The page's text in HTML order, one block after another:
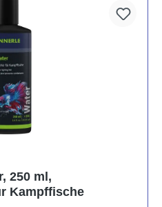
250 ml,
Kampffische